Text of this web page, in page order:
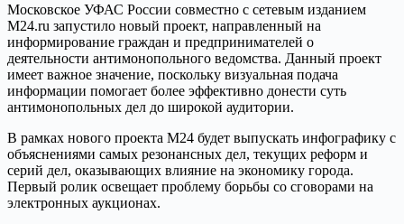
Московское УФАС России совместно с сетевым изданием
M24.ru запустило новый проект, направленный на
информирование граждан и предпринимателей о
деятельности антимонопольного ведомства. Данный проект
имеет важное значение, поскольку визуальная подача
информации помогает более эффективно донести суть
антимонопольных дел до широкой аудитории.
В рамках нового проекта М24 будет выпускать инфографику с
объяснениями самых резонансных дел, текущих реформ и
серий дел, оказывающих влияние на экономику города.
Первый ролик освещает проблему борьбы со сговорами на
электронных аукционах.